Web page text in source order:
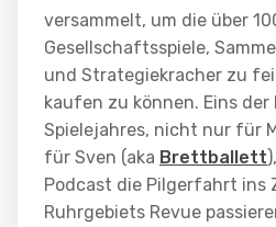
versammelt, um die über
Gesellschaftsspiele,
und Strategiekracher zu
kaufen zu können. Eins
Spielejahres, nicht nur für
für Sven (aka Brettballett
Podcast die Pilgerfahrt ins
Ruhrgebiets Revue